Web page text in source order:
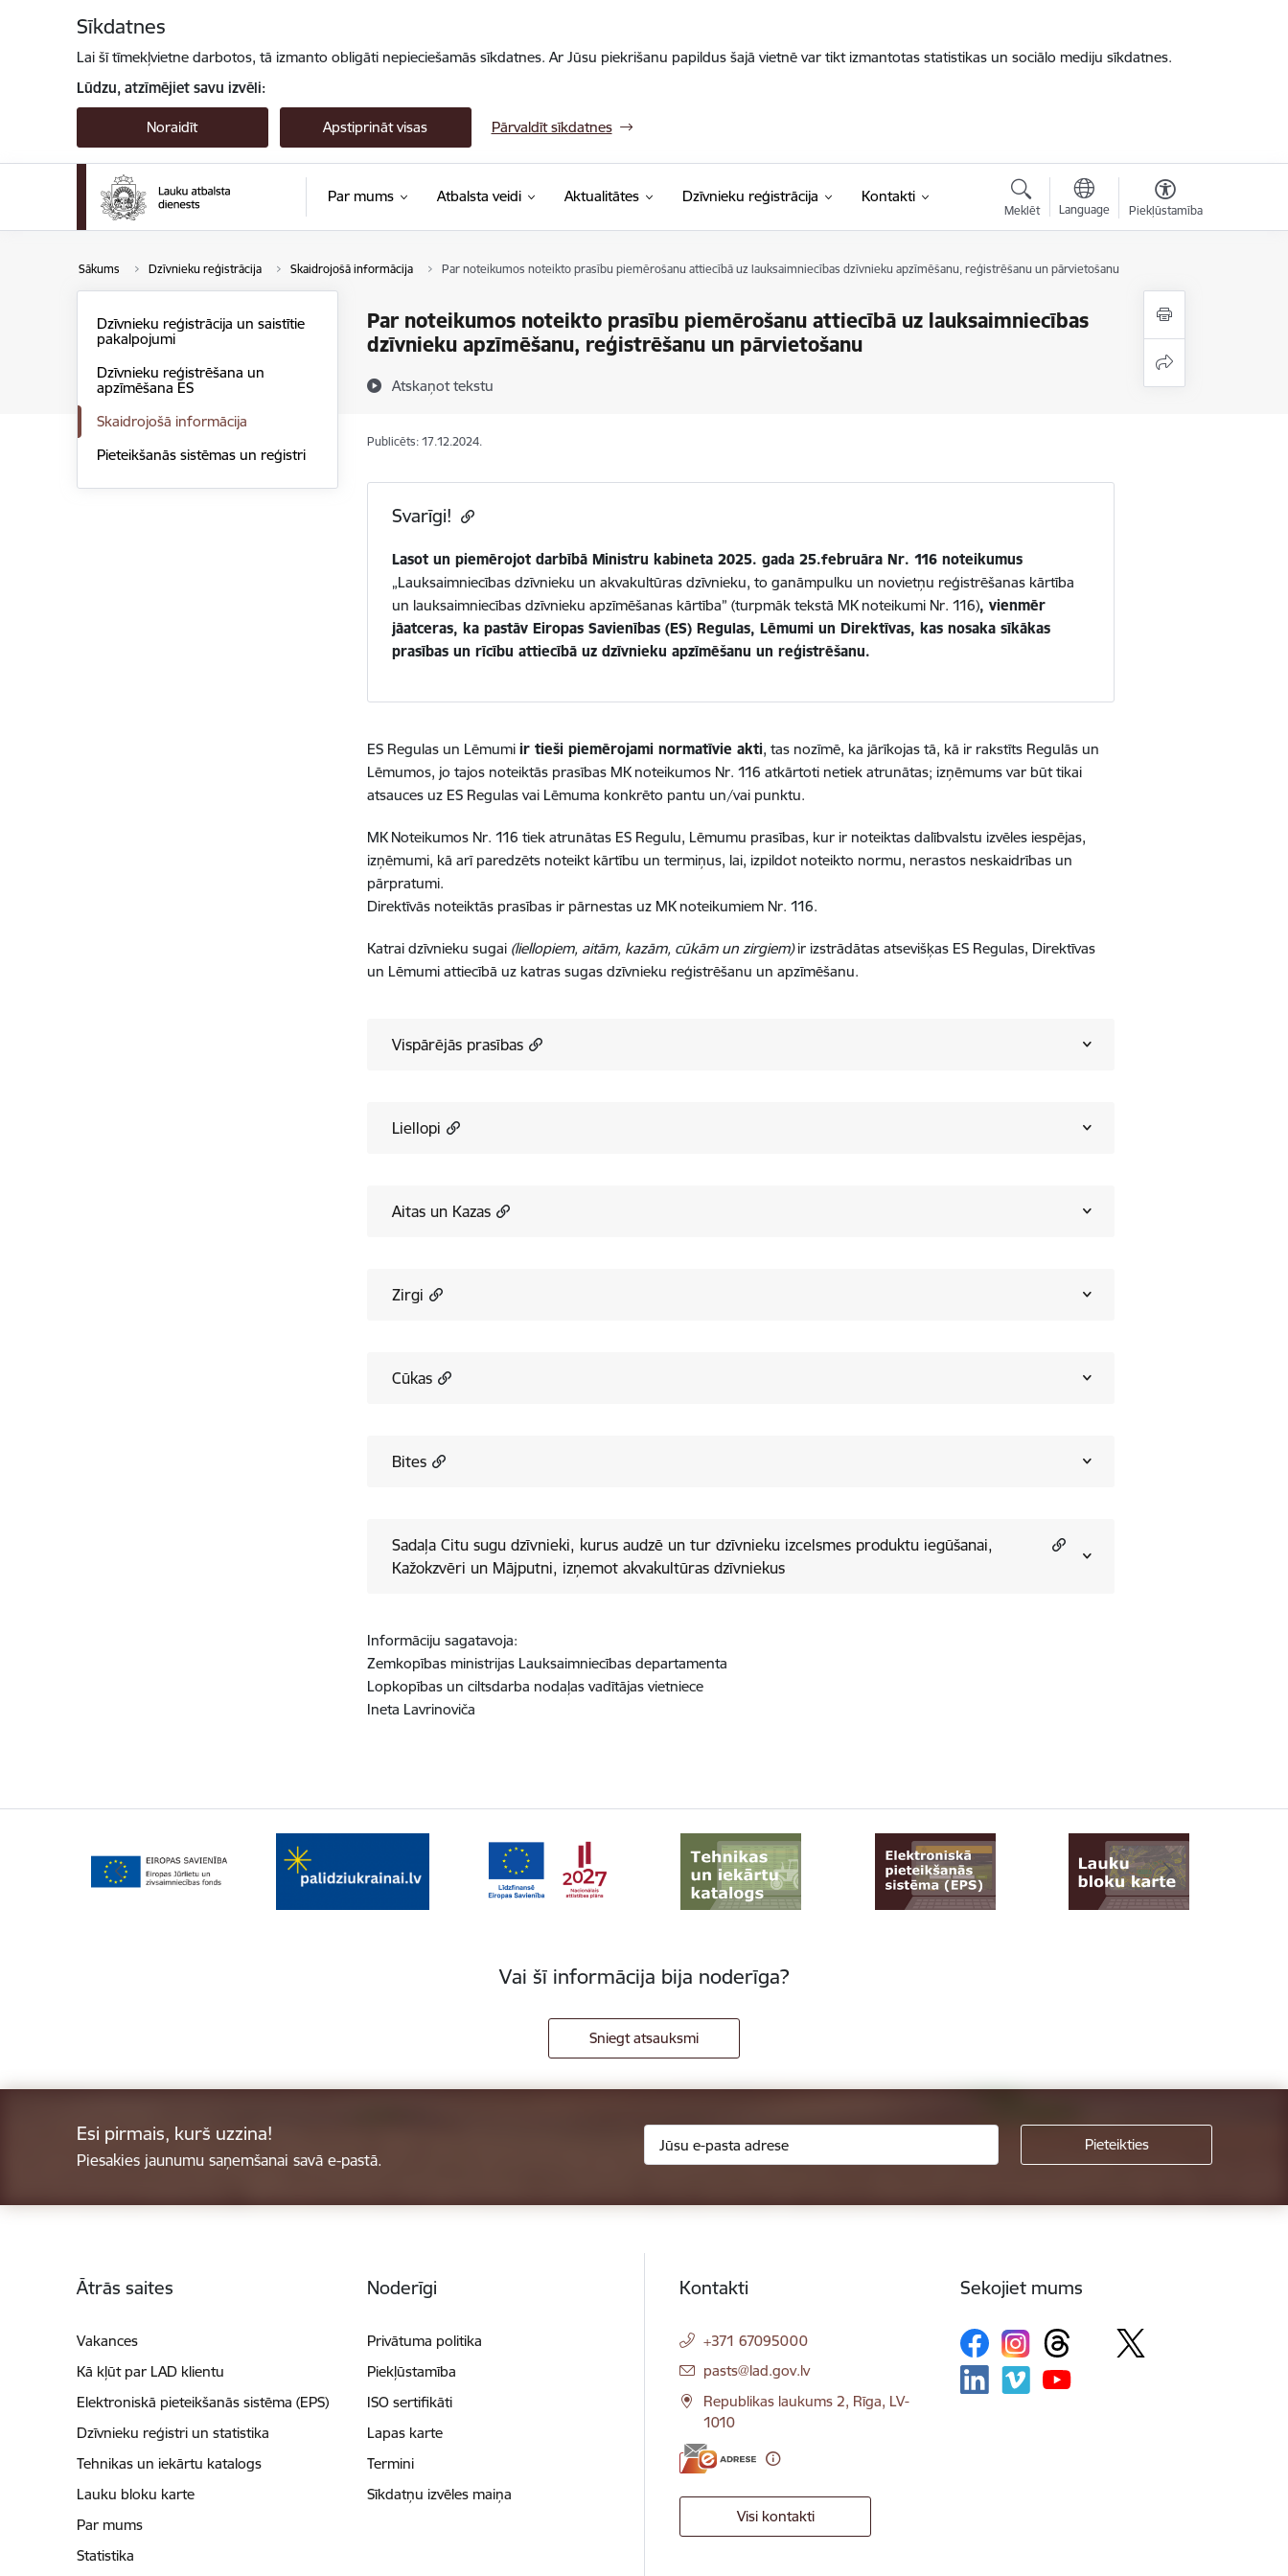
Sīkdatnes
Lai šī tīmekļvietne darbotos, tā izmanto obligāti nepieciešamās sīkdatnes. Ar Jūsu piekrišanu papildus šajā vietnē var tikt izmantotas statistikas un sociālo mediju sīkdatnes.
Lūdzu, atzīmējiet savu izvēli:
Noraidīt Apstiprināt visas Pārvaldīt sīkdatnes
Par mums Atbalsta veidi Aktualitātes Dzīvnieku reģistrācija Kontakti
Meklēt Language Piekļūstamība
Sākums Dzīvnieku reģistrācija Skaidrojošā informācija Par noteikumos noteikto prasību piemērošanu attiecībā uz lauksaimniecības dzīvnieku apzīmēšanu, reģistrēšanu un pārvietošanu
Par noteikumos noteikto prasību piemērošanu attiecībā uz lauksaimniecības
dzīvnieku apzīmēšanu, reģistrēšanu un pārvietošanu
Atskaņot tekstu
Dzīvnieku reģistrācija un saistītie
pakalpojumi
Dzīvnieku reģistrēšana un
apzīmēšana ES
Skaidrojošā informācija
Pieteikšanās sistēmas un reģistri
Publicēts: 17.12.2024.
Svarīgi!
Lasot un piemērojot darbībā Ministru kabineta 2025. gada 25.februāra Nr. 116 noteikumus
„Lauksaimniecības dzīvnieku un akvakultūras dzīvnieku, to ganāmpulku un novietņu reģistrēšanas kārtība
un lauksaimniecības dzīvnieku apzīmēšanas kārtība” (turpmāk tekstā MK noteikumi Nr. 116), vienmēr
jāatceras, ka pastāv Eiropas Savienības (ES) Regulas, Lēmumi un Direktīvas, kas nosaka sīkākas
prasības un rīcību attiecībā uz dzīvnieku apzīmēšanu un reģistrēšanu.
ES Regulas un Lēmumiir tieši piemērojami normatīvie akti, tas nozīmē, ka jārīkojas tā, kā ir rakstīts Regulās un
Lēmumos, jo tajos noteiktās prasības MK noteikumos Nr. 116 atkārtoti netiek atrunātas; izņēmums var būt tikai
atsauces uz ES Regulas vai Lēmuma konkrēto pantu un/vai punktu.
MK Noteikumos Nr. 116 tiek atrunātas ES Regulu, Lēmumu prasības, kur ir noteiktas dalībvalstu izvēles iespējas,
izņēmumi, kā arī paredzēts noteikt kārtību un termiņus, lai, izpildot noteikto normu, nerastos neskaidrības un
pārpratumi.
Direktīvās noteiktās prasības ir pārnestas uz MK noteikumiem Nr. 116.
Katrai dzīvnieku sugai (liellopiem, aitām, kazām, cūkām un zirgiem)ir izstrādātas atsevišķas ES Regulas, Direktīvas
un Lēmumi attiecībā uz katras sugas dzīvnieku reģistrēšanu un apzīmēšanu.
Vispārējās prasības
Liellopi
Aitas un Kazas
Zirgi
Cūkas
Bites
Sadaļa Citu sugu dzīvnieki, kurus audzē un tur dzīvnieku izcelsmes produktu iegūšanai,
Kažokzvēri un Mājputni, izņemot akvakultūras dzīvniekus
Informāciju sagatavoja:
Zemkopības ministrijas Lauksaimniecības departamenta
Lopkopības un ciltsdarba nodaļas vadītājas vietniece
Ineta Lavrinoviča
Vai šī informācija bija noderīga?
Sniegt atsauksmi
Esi pirmais, kurš uzzina!
Piesakies jaunumu saņemšanai savā e-pastā.
Ātrās saites
Vakances
Kā kļūt par LAD klientu
Elektroniskā pieteikšanās sistēma (EPS)
Dzīvnieku reģistri un statistika
Tehnikas un iekārtu katalogs
Lauku bloku karte
Par mums
Statistika
Noderīgi
Privātuma politika
Piekļūstamība
ISO sertifikāti
Lapas karte
Termini
Sīkdatņu izvēles maiņa
Kontakti
+371 67095000
E-pasts:
pasts@lad.gov.lv
Republikas laukums 2, Rīga, LV-
1010
Visi kontakti
Sekojiet mums